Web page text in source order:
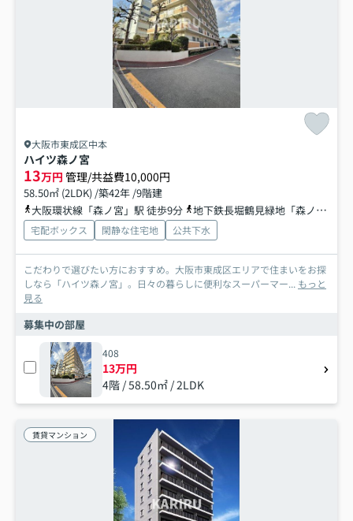
大阪市東成区中本
ハイツ森ノ宮
13万円 管理/共益費10,000円
58.50㎡ (2LDK) /築42年 /9階建
大阪環状線「森ノ宮」駅 徒歩9分
地下鉄長堀鶴見緑地「森ノ宮」駅 徒歩9分
宅配ボックス 閑静な住宅地 公共下水
こだわりで選びたい方におすすめ。大阪市東成区エリアで住まいをお探
しなら「ハイツ森ノ宮」。日々の暮らしに便利なスーパーマー... もっと
見る
募集中の部屋
408
13万円
4階 / 58.50㎡ / 2LDK
賃貸マンション